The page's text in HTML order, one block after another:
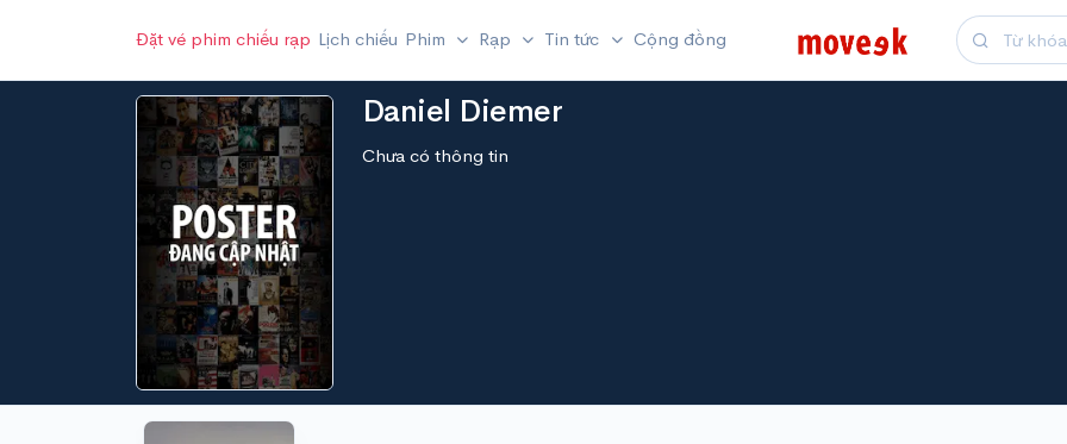
Đặt vé phim chiếu rạp Lịch chiếu Phim Rạp Tin tức Cộng đồng
Daniel Diemer
Chưa có thông tin